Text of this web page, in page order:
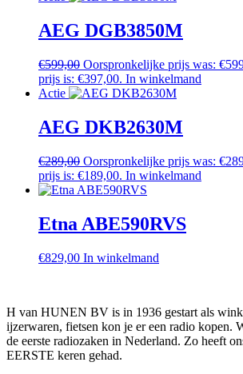
AEG DGB3850M
€599,00 Oorspronkelijke prijs was:
prijs is: €397,00. In winkelmand
Actie
AEG DKB2630M
€289,00 Oorspronkelijke prijs was:
prijs is: €189,00. In winkelmand
Etna ABE590RVS
€829,00 In winkelmand
H van HUNEN BV is in 1936 gestart als
ijzerwaren, fietsen kon je er een radio kopen.
de eerste radiozaken in Nederland. Zo heeft
EERSTE keren gehad.